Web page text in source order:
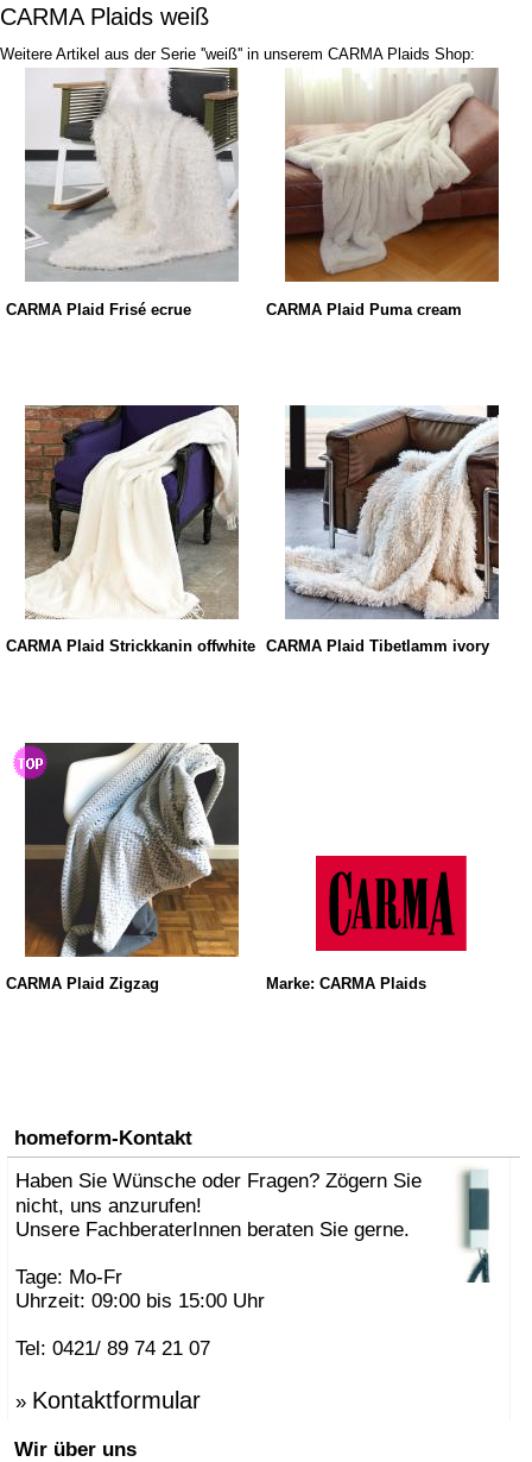
CARMA Plaids weiß
Weitere Artikel aus der Serie ''weiß'' in unserem CARMA Plaids Shop:
CARMA Plaid Frisé ecrue CARMA Plaid Puma cream
CARMA Plaid Strickkanin offwhite CARMA Plaid Tibetlamm ivory
CARMA Plaid Zigzag Marke: CARMA Plaids
homeform-Kontakt
Haben Sie Wünsche oder Fragen? Zögern Sie
nicht, uns anzurufen!
Unsere FachberaterInnen beraten Sie gerne.
Tage: Mo-Fr
Uhrzeit: 09:00 bis 15:00 Uhr
Tel: 0421/ 89 74 21 07
» Kontaktformular
Wir über uns